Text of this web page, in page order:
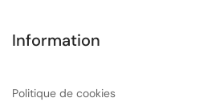
Information
Politique de cookies